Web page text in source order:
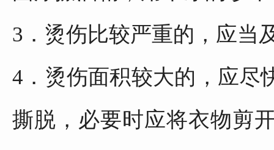
3．烫伤比较严重的，应当
4．烫伤面积较大的，应尽
撕脱，必要时应将衣物剪